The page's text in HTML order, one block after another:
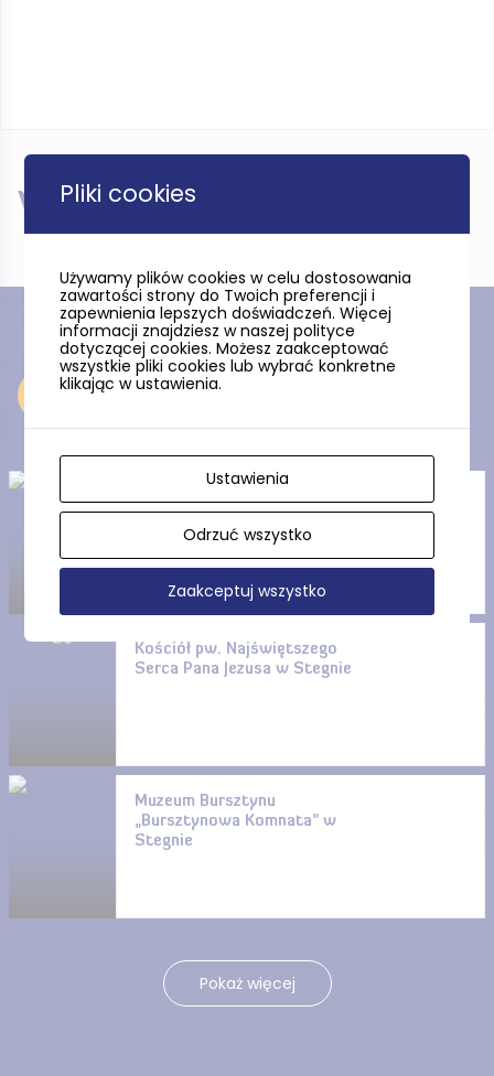
W pobliżu
Odkryj
Węzeł wodny Rybina
(Szkarpawa – Wisła
Królewiecka – Tuga) (Szlak
Zabytków Hydrotechniki)
Kościół pw. Najświętszego
Serca Pana Jezusa w Stegnie
Muzeum Bursztynu
„Bursztynowa Komnata” w
Stegnie
Pokaż więcej
Pliki cookies
Używamy plików cookies w celu dostosowania
zawartości strony do Twoich preferencji i
zapewnienia lepszych doświadczeń. Więcej
informacji znajdziesz w naszej polityce
dotyczącej cookies. Możesz zaakceptować
wszystkie pliki cookies lub wybrać konkretne
klikając w ustawienia.
Ustawienia
Odrzuć wszystko
Zaakceptuj wszystko